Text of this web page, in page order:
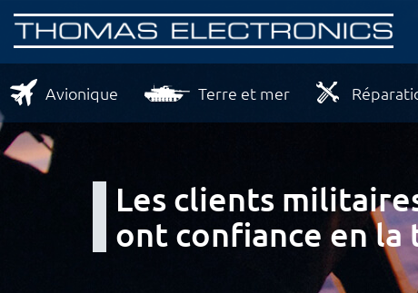
Avionique Terre et mer
Les clients
ont confiance en la